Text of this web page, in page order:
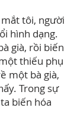
tôi, người
hình dạng.
già, rồi biến
thiếu phụ
một bà già,
Trong sự
biến hóa